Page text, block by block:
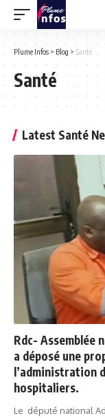
Plume Infos > Blog > Santé
Santé
Latest Santé
Rdc- Assemblée
a déposé une
l’administration
hospitaliers.
Le député national